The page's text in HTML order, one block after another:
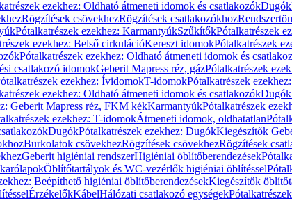
ezekhez: Oldható átmeneti idomok és csatlakozókDugók
Rögzítések csövekhezRögzítések csatlakozókhoz
Pótalkatrészek ezekhez: KarmantyúkSzűkítőkPótalkatrészek
ezekhez: Belső cirkulációKereszt idomokPótalkatrészek
Pótalkatrészek ezekhez: Oldható átmeneti idomok és
csatlakozó idomokGeberit Mapress réz, gázPótalkatrészek
ezekhez: ÍvidomokT-idomokPótalkatrészek
ezekhez: Oldható átmeneti idomok és csatlakozókDugók
Geberit Mapress réz, FKM kékKarmantyúkPótalkatrészek
ezekhez: T-idomokÁtmeneti idomok, oldhatatlan
DugókPótalkatrészek ezekhez: DugókKiegészítők
Burkolatok csövekhezRögzítések csövekhezRögzítések
Geberit higiéniai rendszerHigiéniai öblítőberendezések
Öblítőtartályok és WC-vezérlők higiéniai öblítéssel
Beépíthető higiéniai öblítőberendezésekKiegészítők
ÉrzékelőkKábelHálózati csatlakozó egységek